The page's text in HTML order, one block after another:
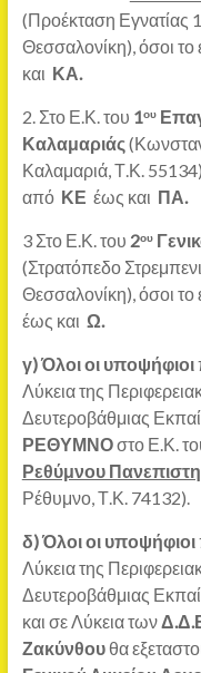
(Προέκταση Εγνατίας
Θεσσαλονίκη), όσοι
και ΚΑ.
2. Στο Ε.Κ. του 1ου
Καλαμαριάς
Καλαμαριά, Τ.Κ.
από ΚΕ έως και ΠΑ.
3 Στο Ε.Κ. του 2ου
(Στρατόπεδο
Θεσσαλονίκη), όσοι
έως και Ω.
γ)Όλοι οι υποψήφιοι
Λύκεια της
Δευτεροβάθμιας
ΡΕΘΥΜΝΟστο Ε.Κ.
Ρεθύμνου
Ρέθυμνο, Τ.Κ. 74132).
δ)Όλοι οι υποψήφιοι
Λύκεια της
Δευτεροβάθμιας
και σε Λύκεια των
Ζακύνθουθα